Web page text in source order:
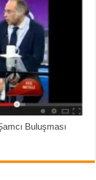
Buluşması